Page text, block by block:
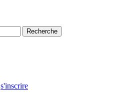
Recherche
s'inscrire